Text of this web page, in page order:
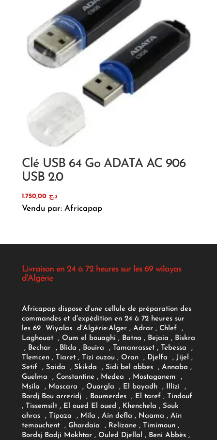
Clé USB 64 Go ADATA AC 906
USB 2.0
د.ج 1.750,00
Vendu par: Africapap
Livraison en 24 à 72 heures sur les 69 wilayas
d'Algérie
Africapap dispose d'une cellule de préparation des
commandes et d'expédition en 24 à 72 heures sur
les 69 Wiyalas d'Algérie:Alger , Adrar, Chlef ,
Laghouat , Oum el bouaghi , Batna , Bejaia , Biskra
, Bechar , Blida , Bouira , Tamanrasset , Tebessa ,
Tlemcen , Tiaret , Tizi ouzou , Oran , Djelfa , Jijel ,
Setif , Saida , Skikda , Sidi bel abbes , Annaba ,
Guelma , Constantine , Medea , Mostaganem ,
Msila , Mascara , Ouargla , El bayadh , Illizi ,
Bordj Bou arreridj , Boumerdes , El taref , Tindouf
, Tissemsilt , El oued El oued , Khenchela , Souk
ahras , Tipaza , Mila , Ain defla , Naama , Ain
temouchent , Ghardaia , Relizane , Timimoun ,
Bordsj Badji Mokhtar , Ouled Djellal , Beni Abbès ,